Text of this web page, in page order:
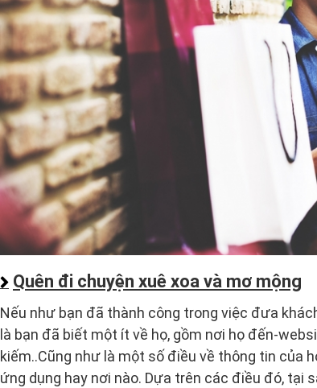
Quên đi chuyện xuê xoa và mơ mộng
Nếu như bạn đã thành công trong việc đưa
là bạn đã biết một ít về họ, gồm nơi họ đến-
kiếm..Cũng như là một số điều về thông tin của
ứng dụng hay nơi nào. Dựa trên các điều đó,